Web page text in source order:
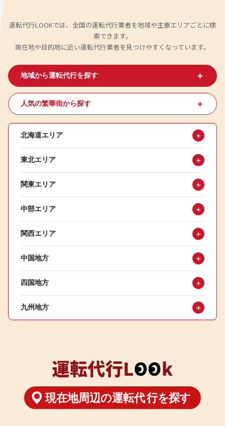
運転代行LOOKでは、全国の運転代行業者を地域や主要エリアごとに検
索できます。
現在地や目的地に近い運転代行業者を見つけやすくなっています。
地域から運転代行を探す ＋
人気の繁華街から探す ＋
北海道エリア ＋
東北エリア ＋
関東エリア ＋
中部エリア ＋
関西エリア ＋
中国地方 ＋
四国地方 ＋
九州地方 ＋